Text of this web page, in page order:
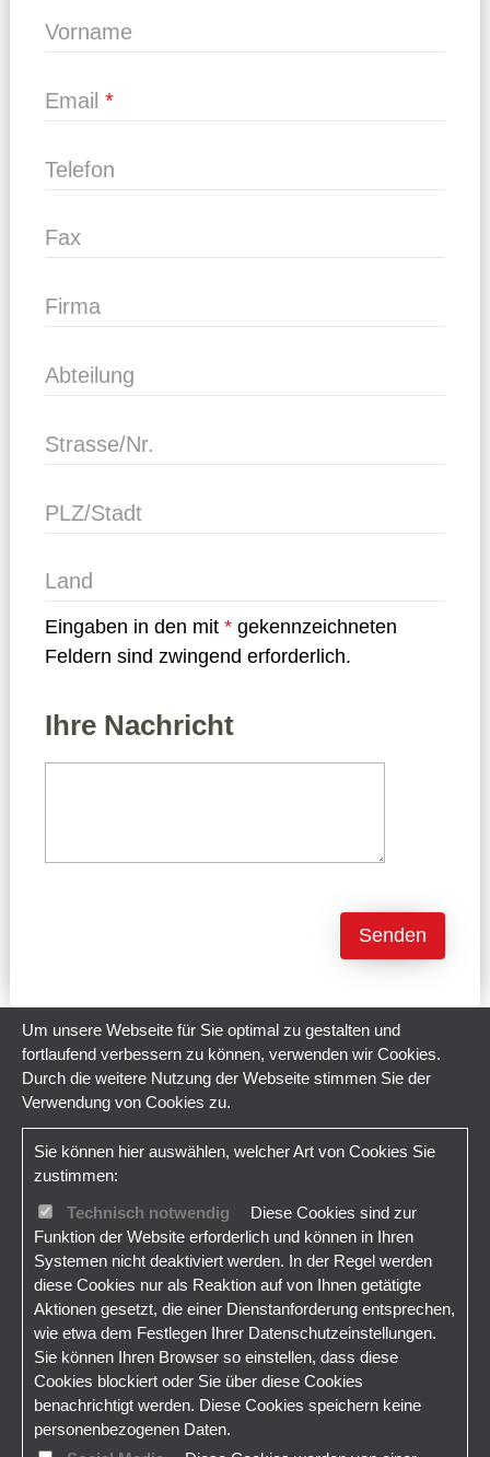
Vorname
Email
Telefon
Fax
Firma
Abteilung
Strasse/Nr.
PLZ/Stadt
Land
Eingaben in den mit
gekennzeichneten
Feldern sind zwingend erforderlich.
Ihre Nachricht
Senden
Um unsere Webseite für Sie optimal zu gestalten und
fortlaufend verbessern zu können, verwenden wir Cookies.
Durch die weitere Nutzung der Webseite stimmen Sie der
Verwendung von Cookies zu.
Sie können hier auswählen, welcher Art von Cookies Sie
zustimmen:
Technisch notwendig
Diese Cookies sind zur
Funktion der Website erforderlich und können in Ihren
Systemen nicht deaktiviert werden. In der Regel werden
diese Cookies nur als Reaktion auf von Ihnen getätigte
Aktionen gesetzt, die einer Dienstanforderung entsprechen,
wie etwa dem Festlegen Ihrer Datenschutzeinstellungen.
Sie können Ihren Browser so einstellen, dass diese
Cookies blockiert oder Sie über diese Cookies
benachrichtigt werden. Diese Cookies speichern keine
personenbezogenen Daten.